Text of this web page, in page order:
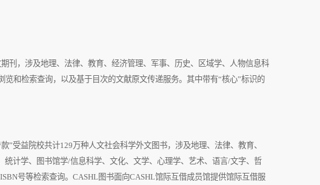
刊，涉及地理、法律、教育、经济管理、军事、历史、区域学、人物信息科
和检索查询，以及基于目次的文献原文传递服务。其中带有“核心”标识的
”受益院校共计129 万种人文社会科学外文图书，涉及地理、法律、教育、
统计学、图书馆学/信息科学、文化、文学、心理学、艺术、语言/文字、哲
ISBN号等检索查询。 CASHL 图书面向CASHL馆际互借成员馆提供馆际互借服